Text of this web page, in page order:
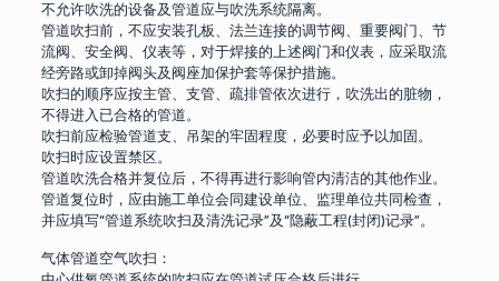
不允许吹洗的设备及管道应与吹洗系统隔离。
管道吹扫前，不应安装孔板、法兰连接的调节阀、重要阀门、节
流阀、安全阀、仪表等，对于焊接的上述阀门和仪表，应采取流
经旁路或卸掉阀头及阀座加保护套等保护措施。
吹扫的顺序应按主管、支管、疏排管依次进行，吹洗出的脏物，
不得进入已合格的管道。
吹扫前应检验管道支、吊架的牢固程度，必要时应予以加固。
吹扫时应设置禁区。
管道吹洗合格并复位后，不得再进行影响管内清洁的其他作业。
管道复位时，应由施工单位会同建设单位、监理单位共同检查，
并应填写“管道系统吹扫及清洗记录”及“隐蔽工程(封闭)记录”。
气体管道空气吹扫：